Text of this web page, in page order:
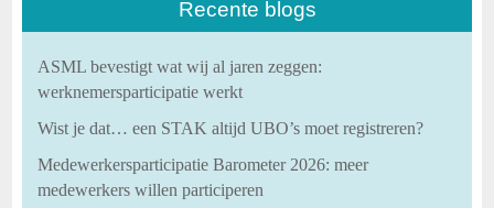
Recente blogs
ASML bevestigt wat wij al jaren zeggen:
werknemersparticipatie werkt
Wist je dat… een STAK altijd UBO’s moet registreren?
Medewerkersparticipatie Barometer 2026: meer
medewerkers willen participeren